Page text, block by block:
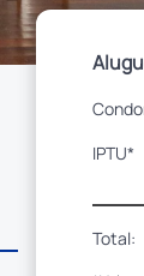
IPTU*
Total: